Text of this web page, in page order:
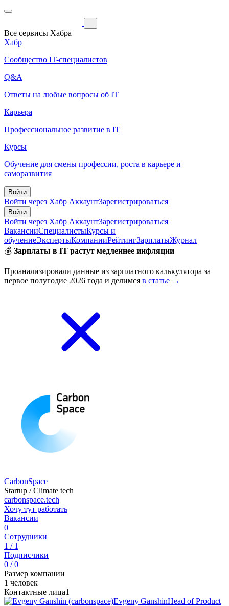
Все сервисы Хабра
Хабр
Сообщество IT-специалистов
Q&A
Ответы на любые вопросы об IT
Карьера
Профессиональное развитие в IT
Курсы
Обучение для смены профессии, роста в карьере и
саморазвития
Войти
Войти через Хабр АккаунтЗарегистрироваться
Войти
Войти через Хабр АккаунтЗарегистрироваться
ВакансииСпециалистыКурсы и
обучениеЭкспертыКомпанииРейтингЗарплатыЖурнал
💰 Зарплаты в IT растут медленнее инфляции
Проанализировали данные из зарплатного калькулятора за
первое полугодие 2026 года и делимся в статье →
CarbonSpace
Startup / Climate tech
carbonspace.tech
Хочу тут работать
Вакансии
0
Сотрудники
1 / 1
Подписчики
0 / 0
Размер компании
1 человек
Контактные лица1
Evgeny GanshinHead of Product